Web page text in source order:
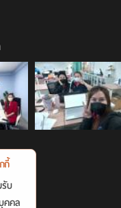
กี้
บ
คคล